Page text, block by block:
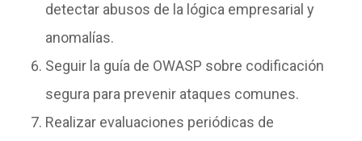
detectar abusos de la lógica empresarial y
anomalías.
Seguir la guía de OWASP sobre codificación
segura para prevenir ataques comunes.
Realizar evaluaciones periódicas de